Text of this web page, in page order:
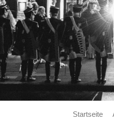
Startseite